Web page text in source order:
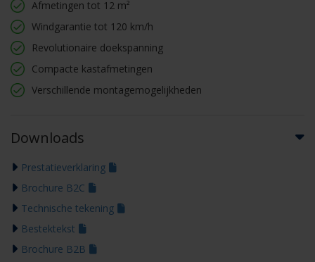
Afmetingen tot 12 m²
Windgarantie tot 120 km/h
Revolutionaire doekspanning
Compacte kastafmetingen
Verschillende montagemogelijkheden
Downloads
Prestatieverklaring
Brochure B2C
Technische tekening
Bestektekst
Brochure B2B